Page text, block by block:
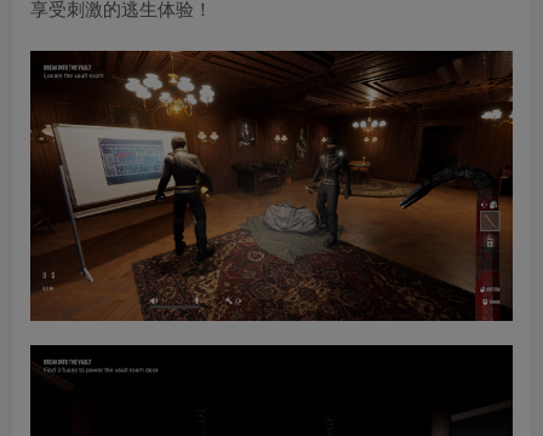
享受刺激的逃生体验！